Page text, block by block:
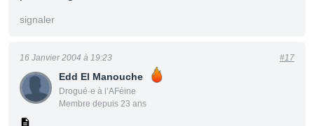
signaler
Edd El Manouche
Drogué·e à l’AFéine
Membre depuis 23 ans
16 Janvier 2004 à 19:23 #17